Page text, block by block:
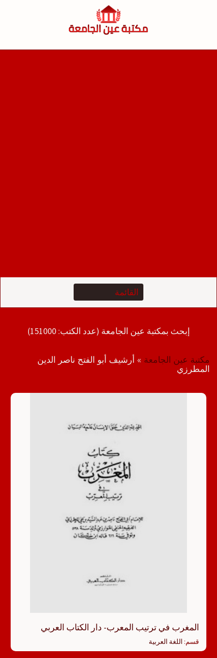
إبحث بمكتبة عين الجامعة (عدد الكتب: 151000)
مكتبة عين الجامعة » أرشيف أبو الفتح ناصر الدين
المطرزي
المغرب في ترتيب المعرب- دار الكتاب العربي
قسم: اللغة العربية